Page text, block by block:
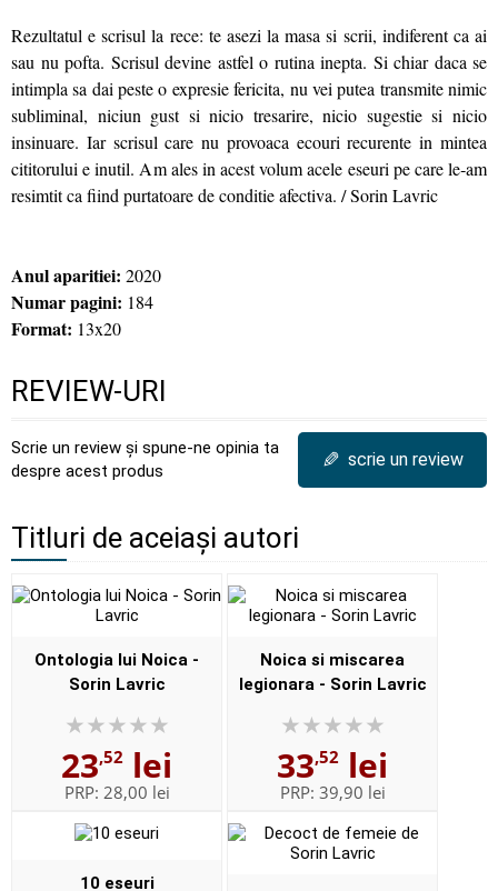
Rezultatul e scrisul la rece: te asezi la masa si scrii, indiferent ca ai
sau nu pofta. Scrisul devine astfel o rutina inepta. Si chiar daca se
intimpla sa dai peste o expresie fericita, nu vei putea transmite nimic
subliminal, niciun gust si nicio tresarire, nicio sugestie si nicio
insinuare. Iar scrisul care nu provoaca ecouri recurente in mintea
cititorului e inutil. Am ales in acest volum acele eseuri pe care le‑am
resimtit ca fiind purtatoare de conditie afectiva. / Sorin Lavric
Anul aparitiei: 2020
Numar pagini: 184
Format: 13x20
REVIEW-URI
Scrie un review și spune-ne opinia ta
despre acest produs
✎ scrie un review
Titluri de aceiași autori
Ontologia lui Noica -
Sorin Lavric
23,52 lei
PRP: 28,00 lei
Noica si miscarea
legionara - Sorin Lavric
33,52 lei
PRP: 39,90 lei
10 eseuri